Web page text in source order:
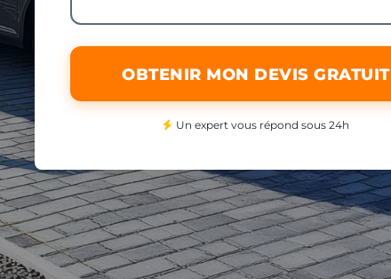
OBTENIR MON DEVIS GRATUIT
Un expert vous répond sous 24h